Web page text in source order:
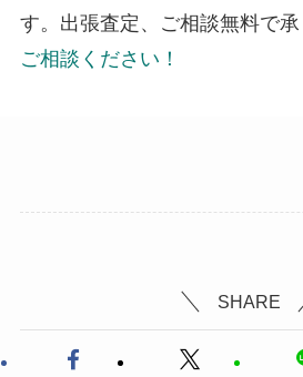
す。出張査定、ご相談無料で承
ご相談ください！
SHARE